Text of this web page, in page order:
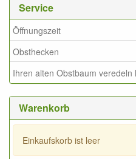
Service
Öffnungszeit
Obsthecken
Ihren alten Obstbaum
Warenkorb
Einkaufskorb ist leer